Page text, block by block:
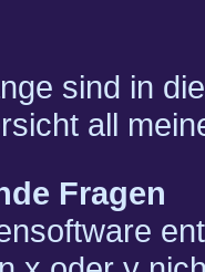
sind in
all
Fragen